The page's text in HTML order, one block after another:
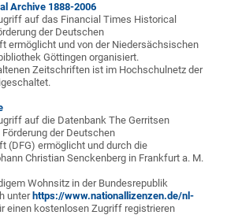
Archive 1888-2006
auf das Financial Times Historical
der Deutschen
ermöglicht und von der Niedersächsischen
Göttingen organisiert.
Zeitschriften ist im Hochschulnetz der
auf die Datenbank The Gerritsen
der Deutschen
(DFG) ermöglicht und durch die
Christian Senckenberg in Frankfurt a. M.
Wohnsitz in der Bundesrepublik
unter https://www.nationallizenzen.de/nl-
einen kostenlosen Zugriff registrieren